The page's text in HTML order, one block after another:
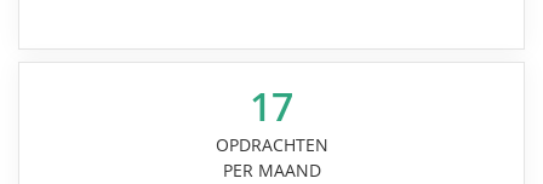
17
OPDRACHTEN
PER MAAND